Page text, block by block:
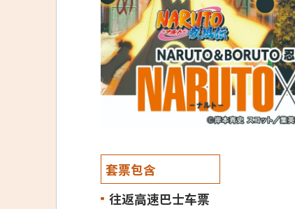
套票包含
往返高速巴士车票